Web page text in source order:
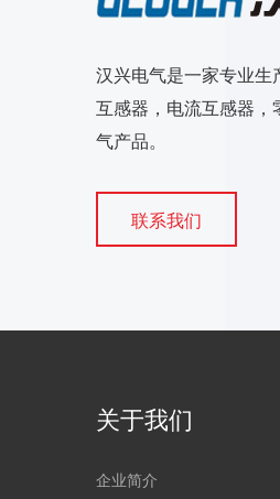
汉兴电气是一家专业生
互感器，电流互感器，
气产品。
联系我们
关于我们
企业简介